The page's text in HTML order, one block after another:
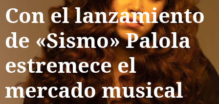
Con el lanzamiento
de «Sismo» Palola
estremece el
mercado musical